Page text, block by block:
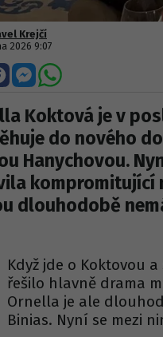
Krejčí
2026 9:07
Sdílet
na
Sdílet
na
Sdílet
Koktová je v
do nového
Hanychovou.
kompromitující
dlouhodobě
Když jde o Koktovou
řešilo hlavně drama
Ornella je ale
Binias. Nyní se mezi